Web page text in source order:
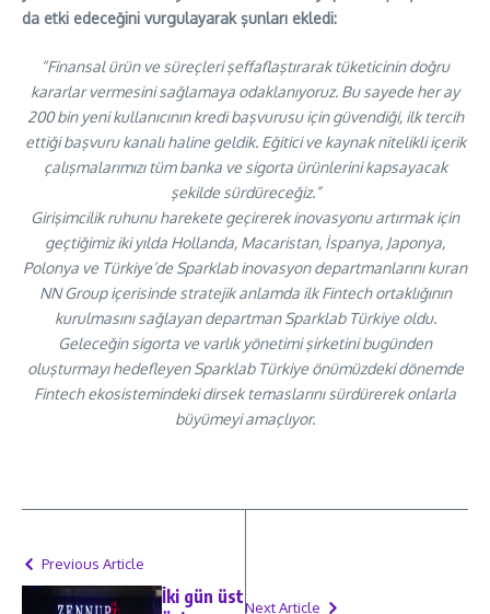
da etki edeceğini vurgulayarak şunları ekledi:
“Finansal ürün ve süreçleri şeffaflaştırarak tüketicinin doğru
kararlar vermesini sağlamaya odaklanıyoruz. Bu sayede her ay
200 bin yeni kullanıcının kredi başvurusu için güvendiği, ilk tercih
ettiği başvuru kanalı haline geldik. Eğitici ve kaynak nitelikli içerik
çalışmalarımızı tüm banka ve sigorta ürünlerini kapsayacak
şekilde sürdüreceğiz.”
Girişimcilik ruhunu harekete geçirerek inovasyonu artırmak için
geçtiğimiz iki yılda Hollanda, Macaristan, İspanya, Japonya,
Polonya ve Türkiye’de Sparklab inovasyon departmanlarını kuran
NN Group içerisinde stratejik anlamda ilk Fintech ortaklığının
kurulmasını sağlayan departman Sparklab Türkiye oldu.
Geleceğin sigorta ve varlık yönetimi şirketini bugünden
oluşturmayı hedefleyen Sparklab Türkiye önümüzdeki dönemde
Fintech ekosistemindeki dirsek temaslarını sürdürerek onlarla
büyümeyi amaçlıyor.
Previous Article
İki gün üstNext Article